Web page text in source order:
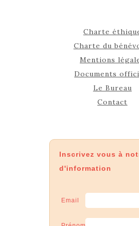
Charte
Charte du
Mentions
Documents
Le Bureau
Contact
Inscrivez vous à
d'information
Email